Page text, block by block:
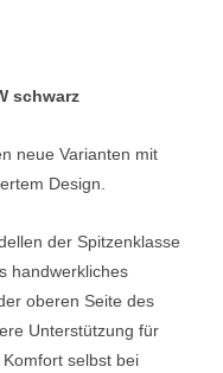
schwarz
neue Varianten mit
Design.
der Spitzenklasse
handwerkliches
oberen Seite des
Unterstützung für
selbst bei